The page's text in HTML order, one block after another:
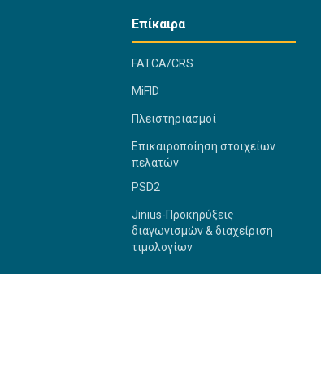
Επίκαιρα
FATCA/CRS
MiFID
Πλειστηριασμοί
Επικαιροποίηση στοιχείων
πελατών
PSD2
Jinius-Προκηρύξεις
διαγωνισμών & διαχείριση
τιμολογίων